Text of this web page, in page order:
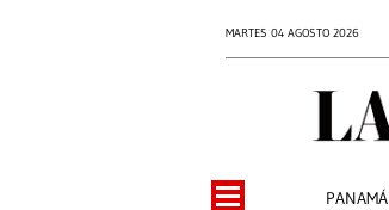
MARTES 04 AGOSTO 2026
PANAMÁ